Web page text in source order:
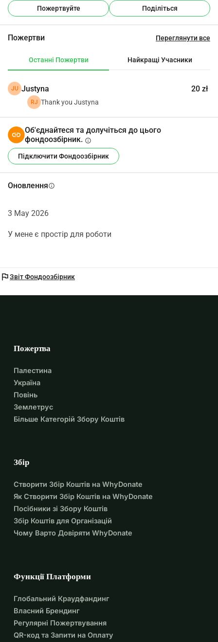
вплив штучного інтелекту на багато професій. Це
спонукало мене перейти до професії, яка є більш
автоматизацією. Деревообробка дозволяє мені
пропонувати щось унікальне, що не може бути легко
але й довгостроковим планом для особистісного та
професійного зростання. Я прагну навчатися,
міцну, стійку майстерню.
Пожертвуйте Поділіться
Пожертви Переглянути все
Останні Пожертви Найкращі Учасники
JU Justyna 20 zł
RJ Thank you Justyna
Об'єднайтеся та долучіться до цього
фондоозбірник. info
Підключити Фондоозбірник
Оновленняinfo
3 May 2026
У мене є простір для роботи
flagЗвіт Фондоозбірник
Пожертва
Палестина
Україна
Повінь
Землетрус
Більше Категорій Збору Коштів
Збір
Створити Збір Коштів на WhyDonate
Як Створити Збір Коштів на WhyDonate
Посібники зі Збору Коштів
Збір Коштів для Організацій
Чому Варто Довіряти WhyDonate
Функції Платформи
Глобальний Краудфандинг
Власний Брендинг
Регулярні Пожертвування
QR-код та Запити на Оплату